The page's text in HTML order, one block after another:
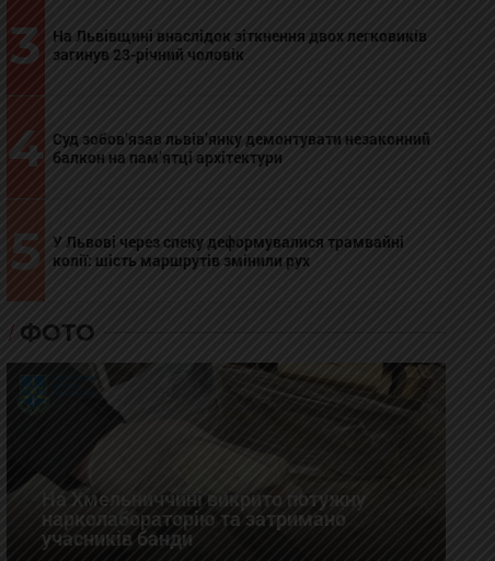
3
На Львівщині внаслідок зіткнення двох легковиків
загинув 23-річний чоловік
4 Суд зобов’язав львів’янку демонтувати незаконний
балкон на пам’ятці архітектури
5
У Львові через спеку деформувалися трамвайні
колії: шість маршрутів змінили рух
ФОТО
На Хмельниччині викрито потужну
нарколабораторію та затримано
учасників банди